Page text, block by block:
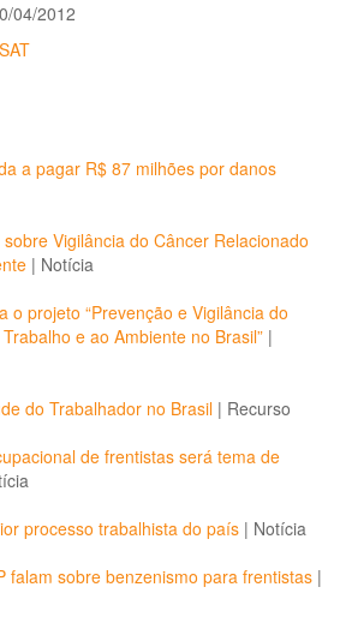
04/2012
a pagar R$ 87 milhões por danos
Vigilância do Câncer Relacionado
| Notícia
o projeto “Prevenção e Vigilância do
e ao Ambiente no Brasil” |
do Trabalhador no Brasil | Recurso
de frentistas será tema de
processo trabalhista do país | Notícia
falam sobre benzenismo para frentistas |